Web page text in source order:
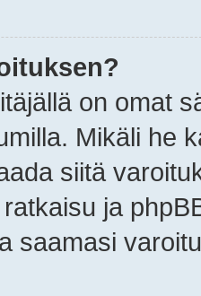
on omat
Mikäli he
siitä
ja
saamasi